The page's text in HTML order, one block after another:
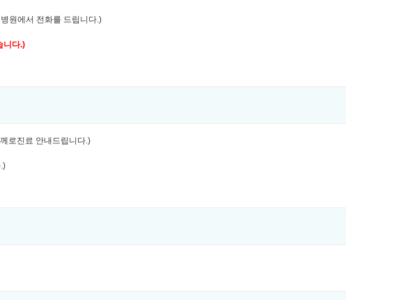
원에서 전화를 드립니다.)
니다.)
로진료 안내드립니다.)